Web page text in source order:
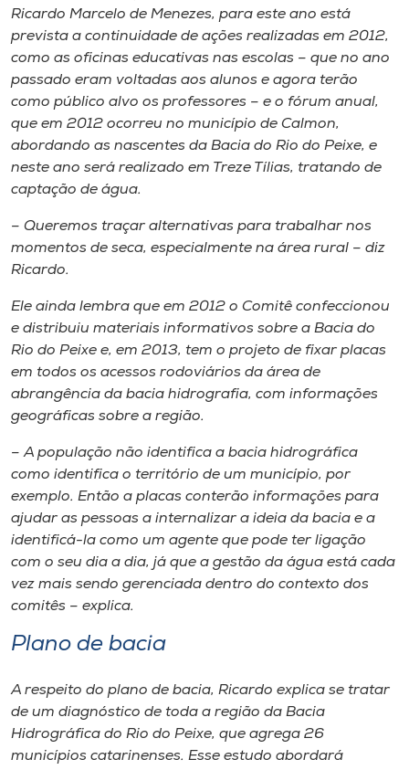
Unoesc
Store
Selecione
o idioma
A+
A-
Ricardo Marcelo de Menezes, para este ano está
prevista a continuidade de ações realizadas em 2012,
como as oficinas educativas nas escolas – que no ano
passado eram voltadas aos alunos e agora terão
como público alvo os professores – e o fórum anual,
que em 2012 ocorreu no município de Calmon,
abordando as nascentes da Bacia do Rio do Peixe, e
neste ano será realizado em Treze Tílias, tratando de
captação de água.
– Queremos traçar alternativas para trabalhar nos
momentos de seca, especialmente na área rural – diz
Ricardo.
Ele ainda lembra que em 2012 o Comitê confeccionou
e distribuiu materiais informativos sobre a Bacia do
Rio do Peixe e, em 2013, tem o projeto de fixar placas
em todos os acessos rodoviários da área de
abrangência da bacia hidrografia, com informações
geográficas sobre a região.
– A população não identifica a bacia hidrográfica
como identifica o território de um município, por
exemplo. Então a placas conterão informações para
ajudar as pessoas a internalizar a ideia da bacia e a
identificá-la como um agente que pode ter ligação
com o seu dia a dia, já que a gestão da água está cada
vez mais sendo gerenciada dentro do contexto dos
comitês – explica.
Plano de bacia
A respeito do plano de bacia, Ricardo explica se tratar
de um diagnóstico de toda a região da Bacia
Hidrográfica do Rio do Peixe, que agrega 26
municípios catarinenses. Esse estudo abordará